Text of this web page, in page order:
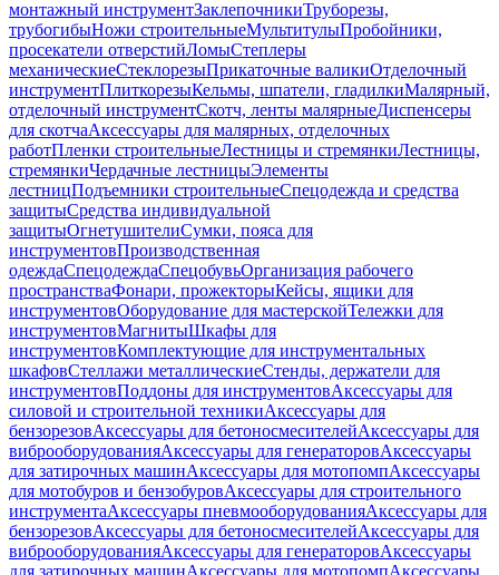
монтажный инструментЗаклепочникиТруборезы,
трубогибыНожи строительныеМультитулыПробойники,
просекатели отверстийЛомыСтеплеры
механическиеСтеклорезыПрикаточные валикиОтделочный
инструментПлиткорезыКельмы, шпатели, гладилкиМалярный,
отделочный инструментСкотч, ленты малярныеДиспенсеры
для скотчаАксессуары для малярных, отделочных
работПленки строительныеЛестницы и стремянкиЛестницы,
стремянкиЧердачные лестницыЭлементы
лестницПодъемники строительныеСпецодежда и средства
защитыСредства индивидуальной
защитыОгнетушителиСумки, пояса для
инструментовПроизводственная
одеждаСпецодеждаСпецобувьОрганизация рабочего
пространстваФонари, прожекторыКейсы, ящики для
инструментовОборудование для мастерскойТележки для
инструментовМагнитыШкафы для
инструментовКомплектующие для инструментальных
шкафовСтеллажи металлическиеСтенды, держатели для
инструментовПоддоны для инструментовАксессуары для
силовой и строительной техникиАксессуары для
бензорезовАксессуары для бетоносмесителейАксессуары для
виброоборудованияАксессуары для генераторовАксессуары
для затирочных машинАксессуары для мотопомпАксессуары
для мотобуров и бензобуровАксессуары для строительного
инструментаАксессуары пневмооборудованияАксессуары для
бензорезовАксессуары для бетоносмесителейАксессуары для
виброоборудованияАксессуары для генераторовАксессуары
для затирочных машинАксессуары для мотопомпАксессуары